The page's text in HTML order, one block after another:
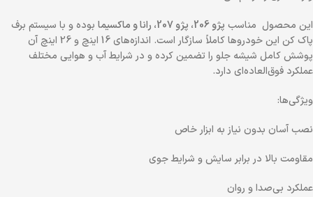
این محصول مناسب پژو 206، پژو 207، رانا و ماکسیما
بوده و با سیستم برف
پاک کن این خودروها کاملاً سازگار است. اندازه‌های 16 اینچ و 26 اینچ آن
پوشش کامل شیشه جلو را تضمین کرده و در شرایط آب و هوایی مختلف
عملکرد فوق‌العاده‌ای دارد.
ویژگی‌ها:
نصب آسان بدون نیاز به ابزار خاص
مقاومت بالا در برابر سایش و شرایط جوی
عملکرد بی‌صدا و روان